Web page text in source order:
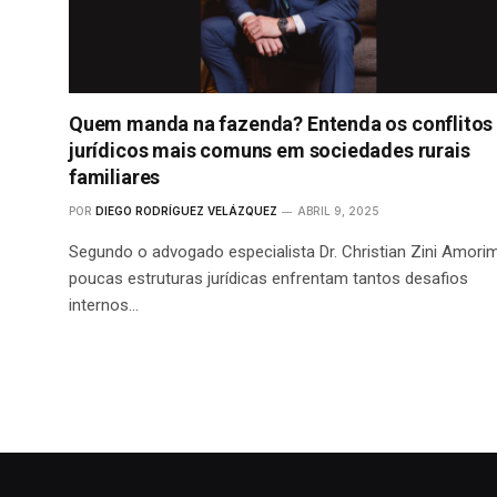
Quem manda na fazenda? Entenda os conflitos
jurídicos mais comuns em sociedades rurais
familiares
POR DIEGO RODRÍGUEZ VELÁZQUEZ ABRIL 9, 2025
Segundo o advogado especialista Dr. Christian Zini
poucas estruturas jurídicas enfrentam tantos desafios
internos…